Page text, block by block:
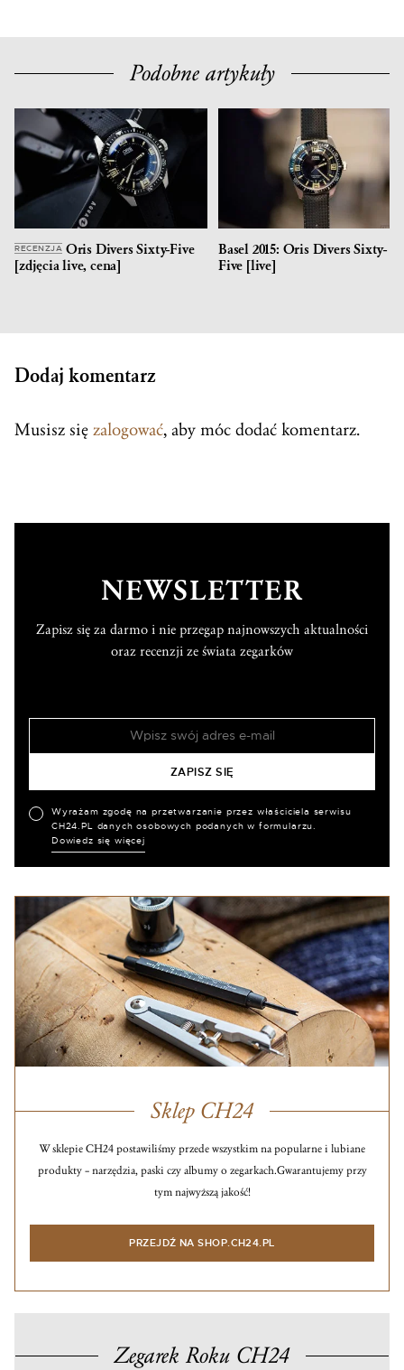
Podobne artykuły
RECENZJA Oris Divers Sixty-Five
[zdjęcia live, cena]
Basel 2015: Oris Divers Sixty-
Five [live]
Dodaj komentarz
Musisz się zalogować, aby móc dodać komentarz.
NEWSLETTER
Zapisz się za darmo i nie przegap najnowszych aktualności
oraz recenzji ze świata zegarków
Wyrażam zgodę na przetwarzanie przez właściciela serwisu
CH24.PL danych osobowych podanych w formularzu.
Dowiedz się więcej
Sklep CH24
W sklepie CH24 postawiliśmy przede wszystkim na popularne i lubiane
produkty – narzędzia, paski czy albumy o zegarkach.Gwarantujemy przy
tym najwyższą jakość!
PRZEJDŹ NA SHOP.CH24.PL
Zegarek Roku CH24